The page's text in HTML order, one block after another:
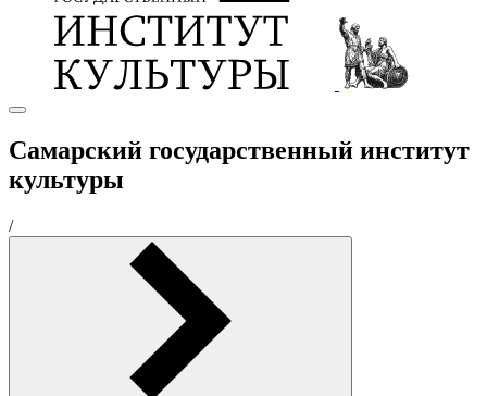
Самарский государственный институт
культуры
/